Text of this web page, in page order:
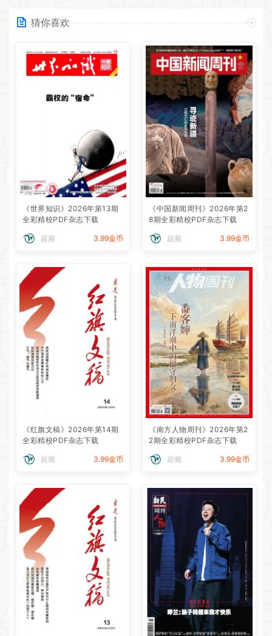
猜你喜欢
《世界知识》2026年第13期
全彩精校PDF杂志下载
超频 3.99金币
《中国新闻周刊》2026年第2
8期全彩精校PDF杂志下载
超频 3.99金币
《红旗文稿》2026年第14期
全彩精校PDF杂志下载
超频 3.99金币
《南方人物周刊》2026年第2
2期全彩精校PDF杂志下载
超频 3.99金币